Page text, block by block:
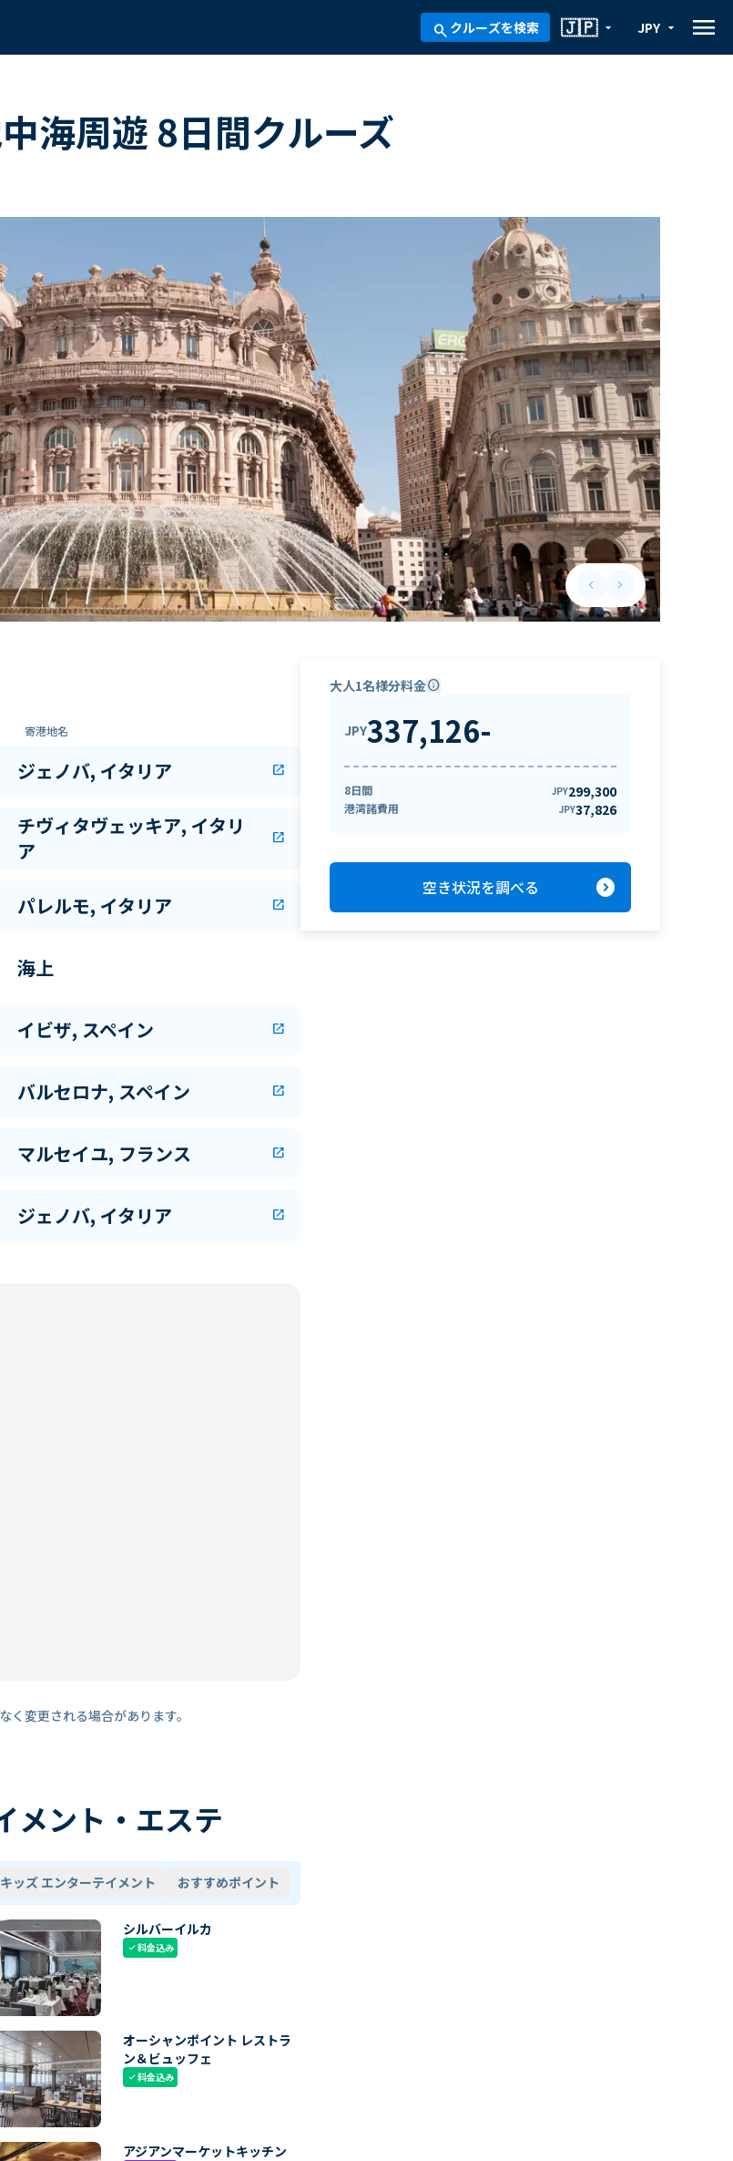
search クルーズを検索 arrow_drop_down
🇯🇵 arrow_drop_down
JPY menu
海周遊 8日間クルーズ
keyboard_arrow_leftPrevious slide
keyboard_arrow_rightNext slide
寄港地名
ジェノバ, イタリア open_in_new
チヴィタヴェッキア, イタリ
ア
open_in_new
パレルモ, イタリア open_in_new
海上
イビザ, スペイン open_in_new
バルセロナ, スペイン open_in_new
マルセイユ, フランス open_in_new
ジェノバ, イタリア open_in_new
変更される場合があります。
メント・エステ
キッズ エンターテイメント おすすめポイント
シルバーイルカ
check料金込み
オーシャンポイント レストラ
ン＆ビュッフェ
check料金込み
アジアンマーケットキッチン
大人1名様分料金info
JPY337,126-
8日間 JPY299,300
港湾諸費用 JPY37,826
空き状況を調べる expand_circle_right